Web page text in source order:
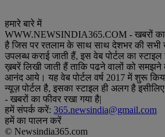
हमारे बारे में
WWW.NEWSINDIA365.COM - खबरों का
है जिस पर रतलाम के साथ साथ देशभर की सभी
उपलब्ध कराई जाती हैं, इस वेब पोर्टल का स्टाइल
ख़बरें लिखी जाती हैं ताकि पढने वालों को
आनंद आये। यह वेब पोर्टल वर्ष 2017 में शुरू
न्यूज़ पोर्टल है, इसका स्टाइल ही अलग है
- खबरों का फीवर रखा गया है|
हमें संपर्क करें: 365.newsindia@gmail.com
हमें का पालन करें
© Newsindia365.com